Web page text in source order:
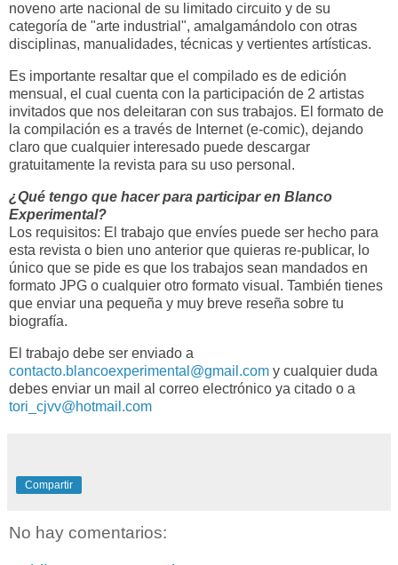
noveno arte nacional de su limitado circuito y de su
categoría de "arte industrial", amalgamándolo con otras
disciplinas, manualidades, técnicas y vertientes artísticas.
Es importante resaltar que el compilado es de edición
mensual, el cual cuenta con la participación de 2 artistas
invitados que nos deleitaran con sus trabajos. El formato de
la compilación es a través de Internet (e-comic), dejando
claro que cualquier interesado puede descargar
gratuitamente la revista para su uso personal.
¿Qué tengo que hacer para participar en Blanco
Experimental?
Los requisitos: El trabajo que envíes puede ser hecho para
esta revista o bien uno anterior que quieras re-publicar, lo
único que se pide es que los trabajos sean mandados en
formato JPG o cualquier otro formato visual. También tienes
que enviar una pequeña y muy breve reseña sobre tu
biografía.
El trabajo debe ser enviado a
contacto.blancoexperimental@gmail.com y cualquier duda
debes enviar un mail al correo electrónico ya citado o a
tori_cjvv@hotmail.com
Compartir
No hay comentarios: